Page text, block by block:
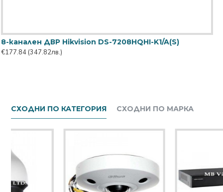
8-канален ДВР Hikvision DS-7208HQHI-K1/A(S)
€177.84 (347.82лв.)
СХОДНИ ПО КАТЕГОРИЯ СХОДНИ ПО МАРКА